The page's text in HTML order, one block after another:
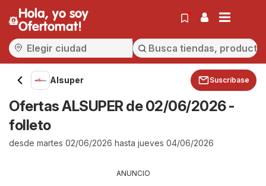
Hola, yo soy
Ofertomat!
Alsuper Suscríbase
Ofertas ALSUPER de 02/06/2026 -
folleto
desde martes 02/06/2026 hasta jueves 04/06/2026
ANUNCIO